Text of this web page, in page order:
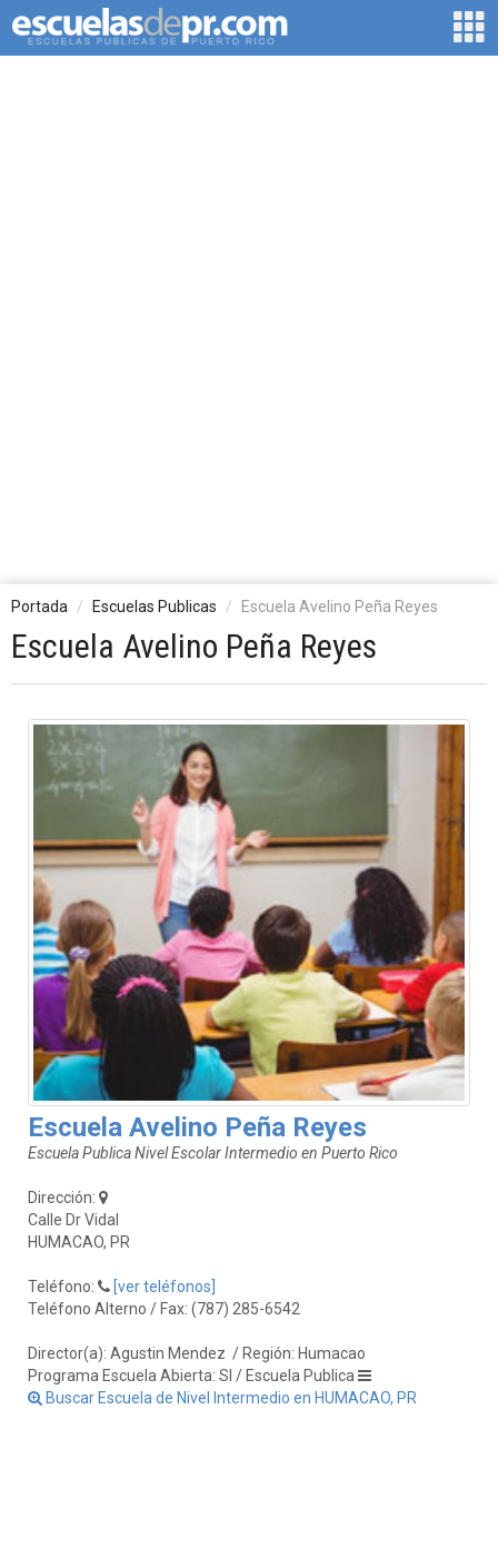
Portada Escuelas Publicas Escuela Avelino Peña Reyes
Escuela Avelino Peña Reyes
Escuela Avelino Peña Reyes
Escuela Publica Nivel Escolar Intermedio en Puerto Rico
Dirección:
Calle Dr Vidal
HUMACAO, PR
Teléfono:
[ver teléfonos]
Teléfono Alterno / Fax: (787) 285-6542
Director(a): Agustin Mendez / Región: Humacao
Programa Escuela Abierta: SI / Escuela Publica
Buscar Escuela de Nivel Intermedio en HUMACAO, PR